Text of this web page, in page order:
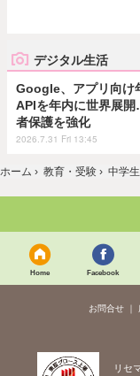
デジタル生活
Google、アプリ向け
APIを年内に世界展
者保護を強化
2026.7.31 Fri 13:45
ホーム › 教育・受験 › 中学生
Home Facebook
お問合せ
リセ